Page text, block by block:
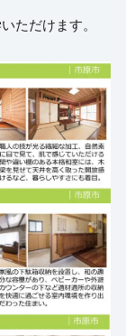
だけます。